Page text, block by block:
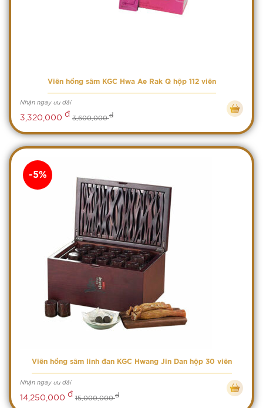
Viên hồng sâm KGC Hwa Ae Rak Q hộp 112 viên
Nhận ngay ưu đãi
3,320,000 đ 3,600,000đ
Viên hồng sâm linh đan KGC Hwang Jin Dan hộp 30 viên
Nhận ngay ưu đãi
14,250,000 đ 15,000,000đ
-5%